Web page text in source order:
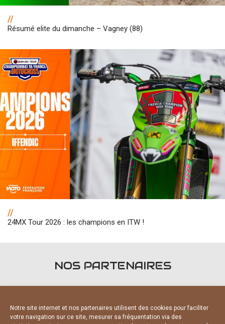
Notre site internet et nos partenaires utilisent des cookies pour faciliter
votre navigation sur ce site, mesurer sa fréquentation via des
//
Résumé elite du dimanche – Vagney (88)
//
24MX Tour 2026 : les champions en ITW !
NOS PARTENAIRES